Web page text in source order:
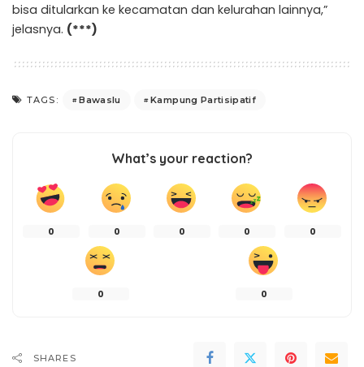
bisa ditularkan ke kecamatan dan kelurahan lainnya,”
jelasnya. (***)
TAGS: Bawaslu Kampung Partisipatif
What’s your reaction?
0 0 0 0 0
0 0
SHARES